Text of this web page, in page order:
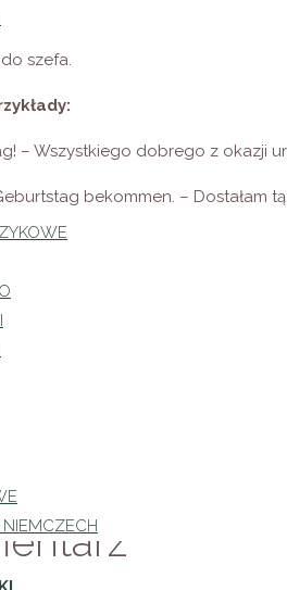
lekarki.
szefa.
– Wszystkiego dobrego z okazji
bekommen. – Dostałam
– Nie mam w co się ubrać.
– Jadę na odpoczynek w
– Zaniosę buty do
na jedzenie?